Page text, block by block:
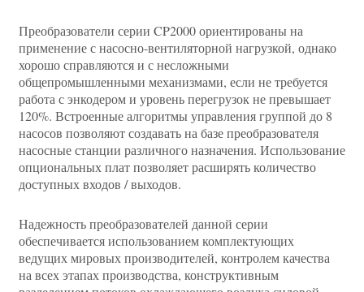
Преобразователи серии CP2000 ориентированы на
применение с насосно-вентиляторной нагрузкой, однако
хорошо справляются и с несложными
общепромышленными механизмами, если не требуется
работа с энкодером и уровень перегрузок не превышает
120%. Встроенные алгоритмы управления группой до 8
насосов позволяют создавать на базе преобразователя
насосные станции различного назначения. Использование
опциональных плат позволяет расширять количество
доступных входов / выходов.
Надежность преобразователей данной серии
обеспечивается использованием комплектующих
ведущих мировых производителей, контролем качества
на всех этапах производства, конструктивным